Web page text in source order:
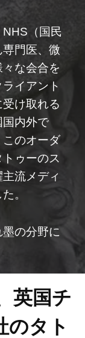
（国民
門医、微
な会合を
イアント
け取れる
内外で
のオーダ
ゥーのス
流メディ
。
の分野に
英国チ
のタト